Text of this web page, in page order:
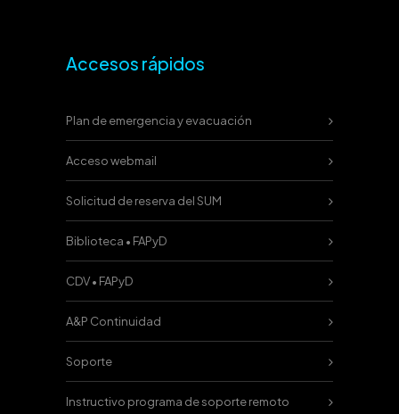
Accesos rápidos
Plan de emergencia y evacuación
Acceso webmail
Solicitud de reserva del SUM
Biblioteca • FAPyD
CDV • FAPyD
A&P Continuidad
Soporte
Instructivo programa de soporte remoto